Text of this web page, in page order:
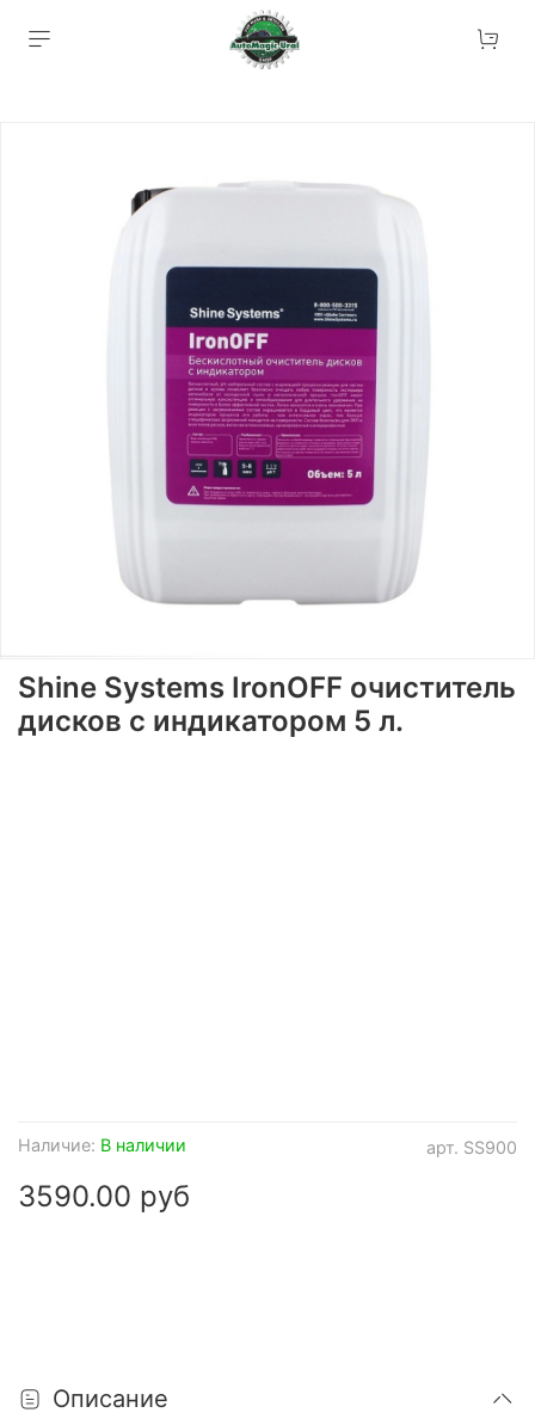
арт. SS900
Наличие: В наличии
Shine Systems IronOFF очиститель
дисков с индикатором 5 л.
3590.00 руб
Описание